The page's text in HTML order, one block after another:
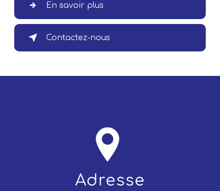
En savoir plus
Contactez-nous
Adresse